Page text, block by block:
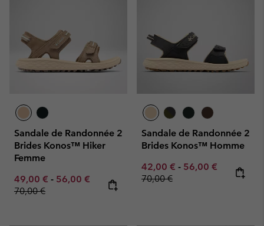
Sandale de Randonnée 2
Brides Konos™ Hiker
Femme
Minimum sale price:
49,00 € - Maximum sale price:
56,00 € Regular price:
70,00 €
Sandale de Randonnée 2
Brides Konos™ Homme
Minimum sale price:
42,00 € - Maximum sale
56,00 € Regular
70,00 €